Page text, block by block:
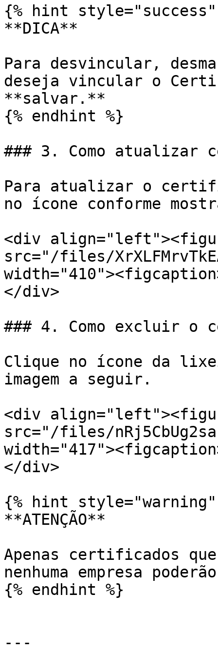
{% hint style="success"
**DICA**
Para desvincular,
deseja vincular o
**salvar.**
{% endhint %}
### 3. Como
Para atualizar o
no ícone conforme
<div
src="/files/
</div>
### 4. Como excluir
Clique no ícone da
imagem a seguir.
<div
src="/files/
</div>
{% hint style="warning"
**ATENÇÃO**
Apenas certificados
nenhuma empresa
{% endhint %}
---